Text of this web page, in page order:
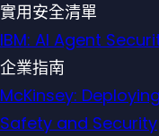
實用安全清單
IBM: AI Agent
企業指南
McKinsey:
Safety and Security